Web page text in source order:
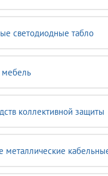
светодиодные табло
мебель
коллективной защиты